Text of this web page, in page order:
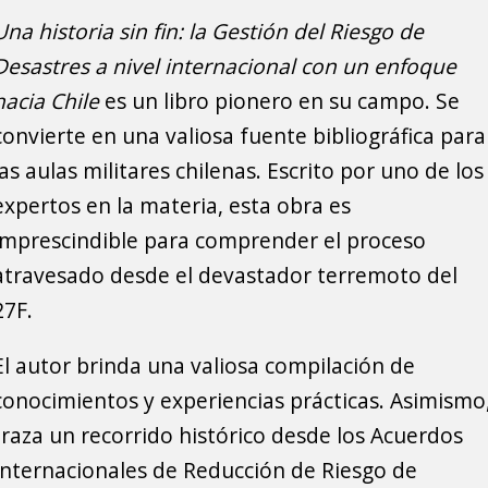
historia sin fin: la Gestión del Riesgo de
a nivel internacional con un enfoque
Chilees un libro pionero en su campo. Se
en una valiosa fuente bibliográfica para
aulas militares chilenas. Escrito por uno de los
en la materia, esta obra es
para comprender el proceso
desde el devastador terremoto del
autor brinda una valiosa compilación de
y experiencias prácticas.
un recorrido histórico desde los Acuerdos
de Reducción de Riesgo de